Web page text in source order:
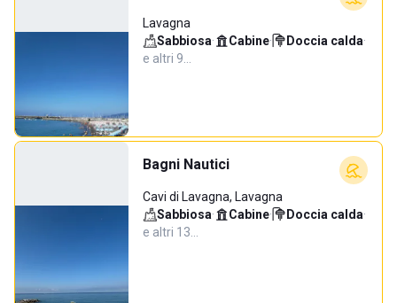
Lavagna
Sabbiosa· Cabine· Doccia calda·
e altri 9…
Bagni Nautici
Cavi di Lavagna, Lavagna
Sabbiosa· Cabine· Doccia calda·
e altri 13…